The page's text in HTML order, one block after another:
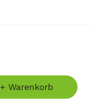
+ Warenkorb